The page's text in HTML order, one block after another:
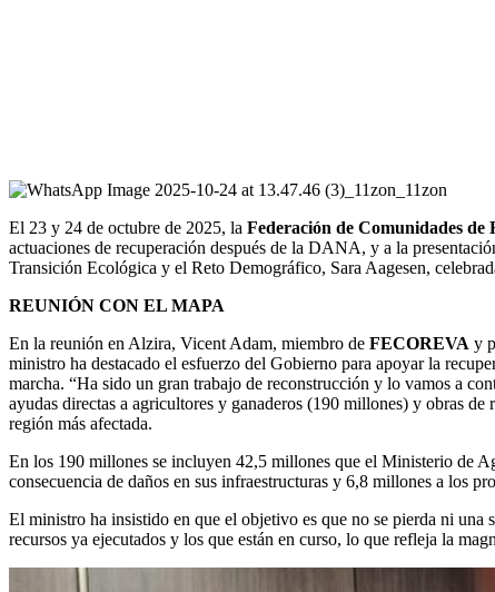
El 23 y 24 de octubre de 2025, la Federación de Comunidades
actuaciones de recuperación después de la DANA, y a la
Transición Ecológica y el Reto Demográfico, Sara Aagesen,
REUNIÓN CON EL MAPA
En la reunión en Alzira, Vicent Adam, miembro de FECOREVA y
ministro ha destacado el esfuerzo del Gobierno para apoyar la
marcha. “Ha sido un gran trabajo de reconstrucción y lo vamos a
ayudas directas a agricultores y ganaderos (190 millones) y obras
región más afectada.
En los 190 millones se incluyen 42,5 millones que el Ministerio de
consecuencia de daños en sus infraestructuras y 6,8 millones a los
El ministro ha insistido en que el objetivo es que no se pierda ni
recursos ya ejecutados y los que están en curso, lo que refleja la